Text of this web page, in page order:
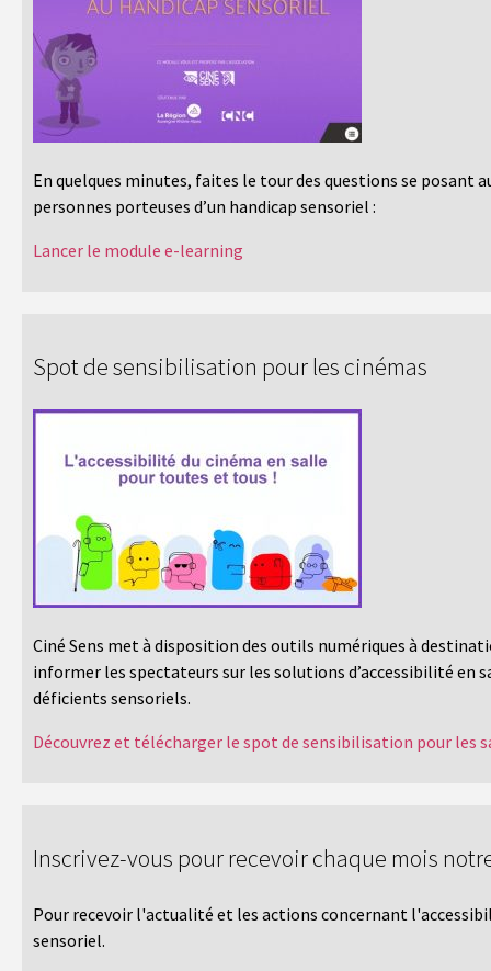
En quelques minutes, faites le tour des questions se posant
personnes porteuses d’un handicap sensoriel :
Lancer le module e-learning
Spot de sensibilisation pour les cinémas
Ciné Sens met à disposition des outils numériques à
informer les spectateurs sur les solutions d’accessibilité en
déficients sensoriels.
Découvrez et télécharger le spot de sensibilisation pour les
Inscrivez-vous pour recevoir chaque mois
Pour recevoir l'actualité et les actions concernant
sensoriel.